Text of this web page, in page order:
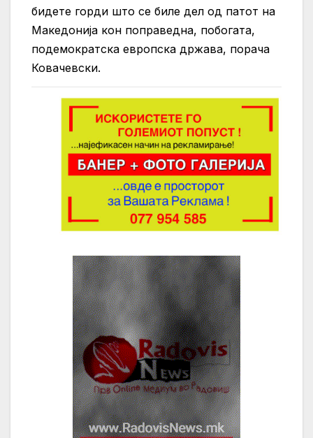
бидете горди што се биле дел од патот на
Македонија кон поправедна, побогата,
подемократска европска држава, порача
Ковачевски.